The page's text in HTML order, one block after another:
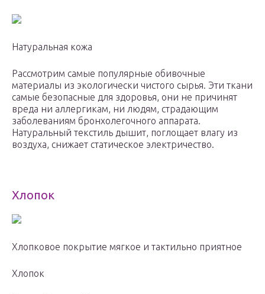
Натуральная кожа
Рассмотрим самые популярные обивочные
материалы из экологически чистого сырья. Эти ткани
самые безопасные для здоровья, они не причинят
вреда ни аллергикам, ни людям, страдающим
заболеваниям бронхолегочного аппарата.
Натуральный текстиль дышит, поглощает влагу из
воздуха, снижает статическое электричество.
Хлопок
Хлопковое покрытие мягкое и тактильно приятное
Хлопок